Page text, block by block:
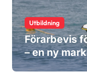
Utbildning
Förarbevis
– en ny